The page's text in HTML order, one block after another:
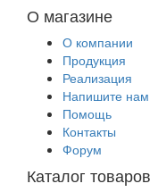
О магазине
О компании
Продукция
Реализация
Напишите нам
Помощь
Контакты
Форум
Каталог товаров